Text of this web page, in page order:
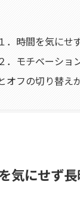
．時間を気にせ
．モチベーショ
オフの切り替え
気にせず